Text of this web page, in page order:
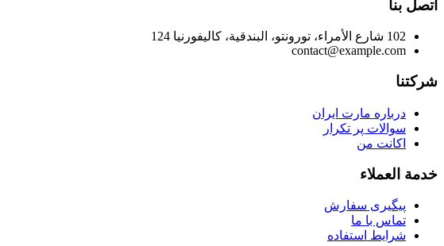
اتصل بنا
102 شارع الأمراء، تورونتو، البندقية، كاليفورنيا 124
contact@example.com
شركتنا
درباره مارت ایران
سوالات پر تکرار
اکانت من
خدمة العملاء
پیگیری سفارش
تماس با ما
شرایط استفاده